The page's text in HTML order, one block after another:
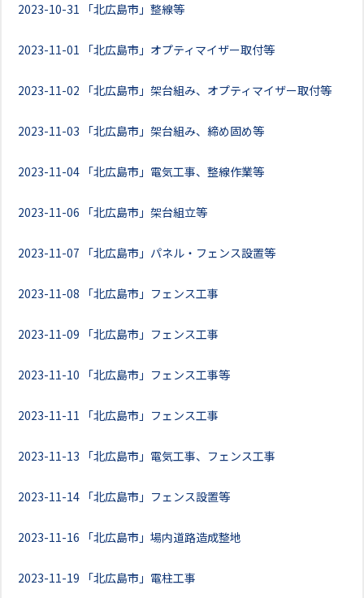
2023-10-31 「北広島市」整線等
2023-11-01 「北広島市」オプティマイザー取付等
2023-11-02 「北広島市」架台組み、オプティマイザー取付等
2023-11-03 「北広島市」架台組み、締め固め等
2023-11-04 「北広島市」電気工事、整線作業等
2023-11-06 「北広島市」架台組立等
2023-11-07 「北広島市」パネル・フェンス設置等
2023-11-08 「北広島市」フェンス工事
2023-11-09 「北広島市」フェンス工事
2023-11-10 「北広島市」フェンス工事等
2023-11-11 「北広島市」フェンス工事
2023-11-13 「北広島市」電気工事、フェンス工事
2023-11-14 「北広島市」フェンス設置等
2023-11-16 「北広島市」場内道路造成整地
2023-11-19 「北広島市」電柱工事